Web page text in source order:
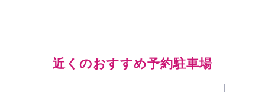
近くのおすすめ予約駐車場